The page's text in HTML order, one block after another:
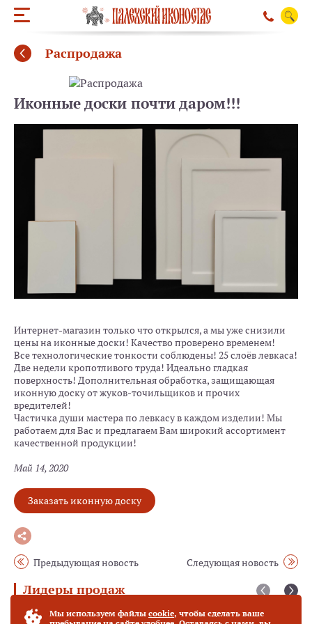
Распродажа
Иконные доски почти даром!!!
Интернет-магазин только что открылся, а мы уже снизили
цены на иконные доски! Качество проверено временем!
Все технологические тонкости соблюдены! 25 слоёв левкаса!
Две недели кропотливого труда! Идеально гладкая
поверхность! Дополнительная обработка, защищающая
иконную доску от жуков-точильщиков и прочих
вредителей!
Частичка души мастера по левкасу в каждом изделии! Мы
работаем для Вас и предлагаем Вам широкий ассортимент
качественной продукции!
Май 14, 2020
Заказать иконную доску
Предыдующая новость Следующая новость
Лидеры продаж
Хит продаж Богородица "Фёдоровская" (27 х 31 см)
Мы используем файлы cookie, чтобы сделать ваше